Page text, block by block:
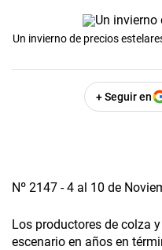
Un invierno de precios
+ Seguir en
Nº 2147 - 4 al 10 de
Los productores de colza
escenario en años en